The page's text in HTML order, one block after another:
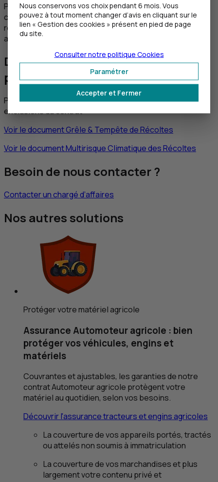
Pour souscrire, c’est très simple ! Il vous suffit de
contacter un chargé d’affaires. Ce dernier pourra
répondre à vos questions et vous proposera une offre
adaptée à votre situation et vos besoins.
Document d’information sur le
produit d’assurance
Pour consulter le résumé des principales garanties et
exclusions du contrat
Voir le document Grêle & Tempête de Récoltes
Voir le document Multirisque Climatique des Récoltes
Besoin de nous contacter ?
Contacter un chargé d’affaires
Nos autres solutions
Protéger votre matériel agricole
Assurance Automoteur agricole : bien
protéger vos véhicules, engins et
matériels
Couvrantes et ajustables, les garanties de notre
contrat Automoteur agricole protègent votre
matériel au quotidien, selon vos besoins.
Découvrir l'assurance tracteurs et engins agricoles
La couverture de vos appareils portés, tractés
ou attelés non soumis à immatriculation
La couverture de vos marchandises et plus
largement votre contenu privé et
Nous conservons vos choix pendant 6 mois. Vous
pouvez à tout moment changer d’avis en cliquant sur le
lien « Gestion des cookies » présent en pied de page
du site.
Accepter et Fermer
Paramétrer
Consulter notre politique Cookies